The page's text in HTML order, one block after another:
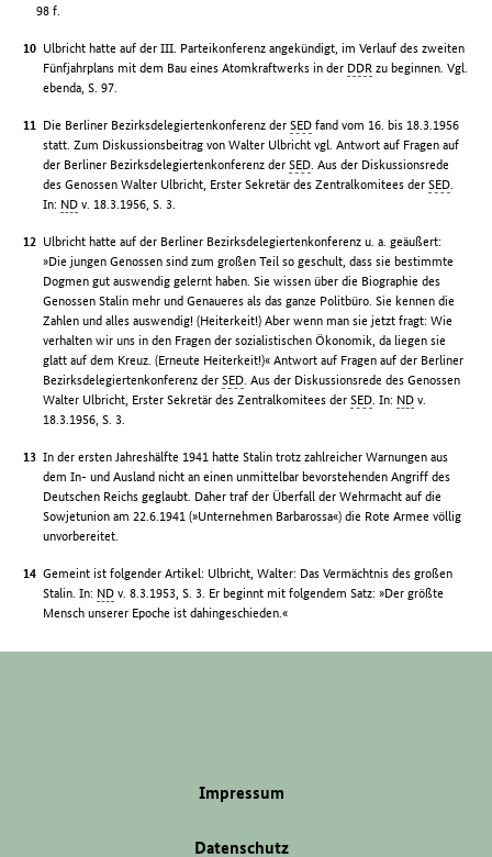
98 f.
Ulbricht hatte auf der III. Parteikonferenz angekündigt, im Verlauf des zweiten
Fünfjahrplans mit dem Bau eines Atomkraftwerks in der DDR zu beginnen. Vgl.
ebenda, S. 97.
Die Berliner Bezirksdelegiertenkonferenz derSED fand vom 16. bis 18.3.1956
statt. Zum Diskussionsbeitrag von Walter Ulbricht vgl. Antwort auf Fragen auf
der Berliner Bezirksdelegiertenkonferenz derSED . Aus der Diskussionsrede
des Genossen Walter Ulbricht, Erster Sekretär des Zentralkomitees derSED
In: ND v. 18.3.1956, S. 3.
Ulbricht hatte auf der Berliner Bezirksdelegiertenkonferenz u. a. geäußert:
»Die jungen Genossen sind zum großen Teil so geschult, dass sie bestimmte
Dogmen gut auswendig gelernt haben. Sie wissen über die Biographie des
Genossen Stalin mehr und Genaueres als das ganze Politbüro. Sie kennen die
Zahlen und alles auswendig! (Heiterkeit!) Aber wenn man sie jetzt fragt: Wie
verhalten wir uns in den Fragen der sozialistischen Ökonomik, da liegen sie
glatt auf dem Kreuz. (Erneute Heiterkeit!)« Antwort auf Fragen auf der Berliner
Bezirksdelegiertenkonferenz derSED . Aus der Diskussionsrede des Genossen
Walter Ulbricht, Erster Sekretär des Zentralkomitees derSED . In: ND v.
18.3.1956, S. 3.
In der ersten Jahreshälfte 1941 hatte Stalin trotz zahlreicher Warnungen aus
dem In- und Ausland nicht an einen unmittelbar bevorstehenden Angriff des
Deutschen Reichs geglaubt. Daher traf der Überfall der Wehrmacht auf die
Sowjetunion am 22.6.1941 (»Unternehmen Barbarossa«) die Rote Armee völlig
unvorbereitet.
Gemeint ist folgender Artikel: Ulbricht, Walter: Das Vermächtnis des großen
Stalin. In: ND v. 8.3.1953, S. 3. Er beginnt mit folgendem Satz: »Der größte
Mensch unserer Epoche ist dahingeschieden.«
Impressum
Datenschutz